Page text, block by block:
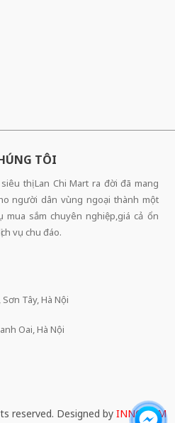
TÔI
thị Lan Chi Mart ra đời đã mang
người dân vùng ngoại thành một
mua sắm chuyên nghiệp,giá cả ổn
vụ chu đáo.
Tây, Hà Nội
Oai, Hà Nội
reserved. Designed by INNOCOM